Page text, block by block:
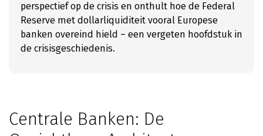
perspectief op de crisis en onthult hoe de Federal
Reserve met dollarliquiditeit vooral Europese
banken overeind hield – een vergeten hoofdstuk in
de crisisgeschiedenis.
Centrale Banken: De